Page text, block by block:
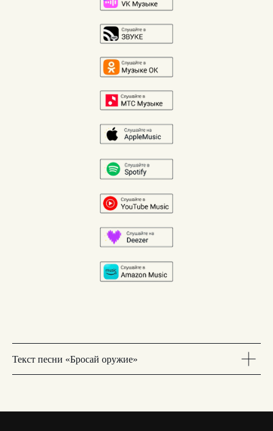
Текст песни «Бросай оружие»